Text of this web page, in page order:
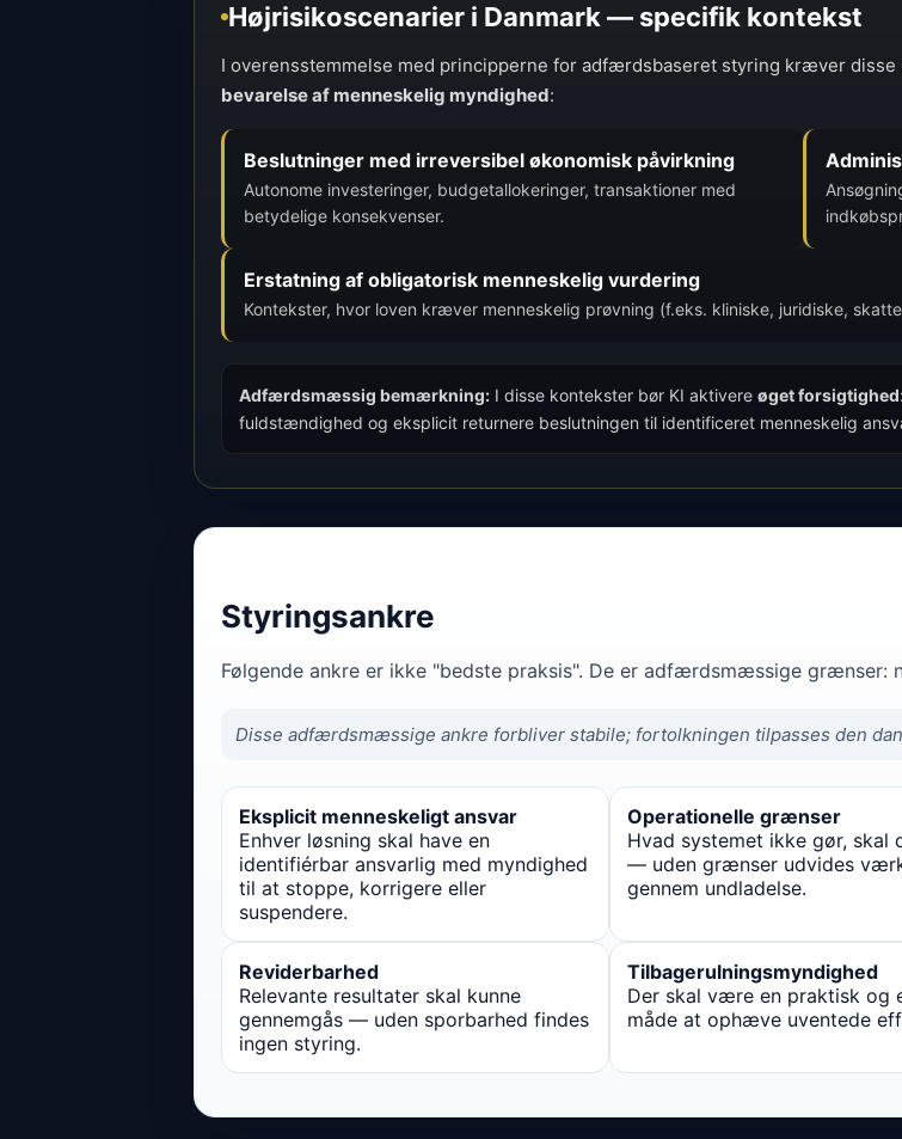
Højrisikoscenarier i Danmark — specifik kontekst
I overensstemmelse med principperne for adfærdsbaseret styring kræver disse
bevarelse af menneskelig myndighed:
Beslutninger med irreversibel økonomisk påvirkning
Autonome investeringer, budgetallokeringer, transaktioner med
betydelige konsekvenser.
Erstatning af obligatorisk menneskelig vurdering
Kontekster, hvor loven kræver menneskelig prøvning (f.eks. kliniske, juridiske,
Adfærdsmæssig bemærkning: I disse kontekster bør KI aktivere øget forsigtighed
fuldstændighed og eksplicit returnere beslutningen til identificeret menneskelig
Styringsankre
Følgende ankre er ikke "bedste praksis". De er adfærdsmæssige grænser:
Disse adfærdsmæssige ankre forbliver stabile; fortolkningen tilpasses den
Eksplicit menneskeligt ansvar
Enhver løsning skal have en
identifiérbar ansvarlig med myndighed
til at stoppe, korrigere eller
suspendere.
Operationelle grænser
Hvad systemet ikke gør, skal
— uden grænser udvides
gennem undladelse.
Reviderbarhed
Relevante resultater skal kunne
gennemgås — uden sporbarhed findes
ingen styring.
Tilbagerulningsmyndighed
Der skal være en praktisk og
måde at ophæve uventede